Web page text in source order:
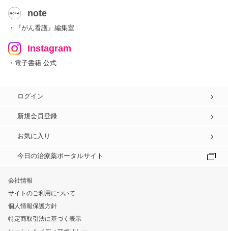
note
・『がん看護』編集室
Instagram
・電子書籍 公式
ログイン
新規会員登録
お気に入り
今日の治療薬ポータルサイト
会社情報
サイトのご利用について
個人情報保護方針
特定商取引法に基づく表示